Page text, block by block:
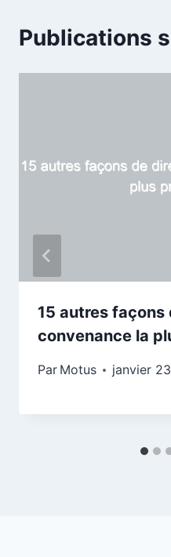
Publications
15 autres façons
convenance la
Par Motus janvier